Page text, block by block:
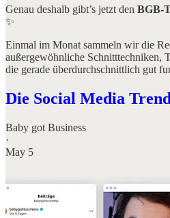
Genau deshalb gibt’s jetzt den BGB-
✨
Einmal im Monat sammeln wir die
außergewöhnliche Schnitttechniken,
die gerade überdurchschnittlich gut
Die Social Media
Baby got Business
·
May 5